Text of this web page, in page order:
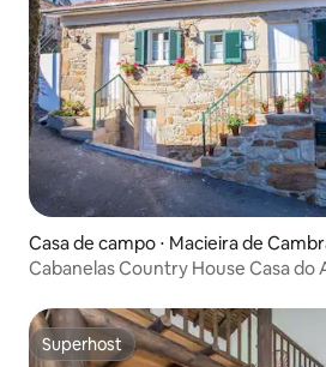
Casa de campo ⋅ Macieira de
Cabanelas Country House Casa do
Superhost
Superhost